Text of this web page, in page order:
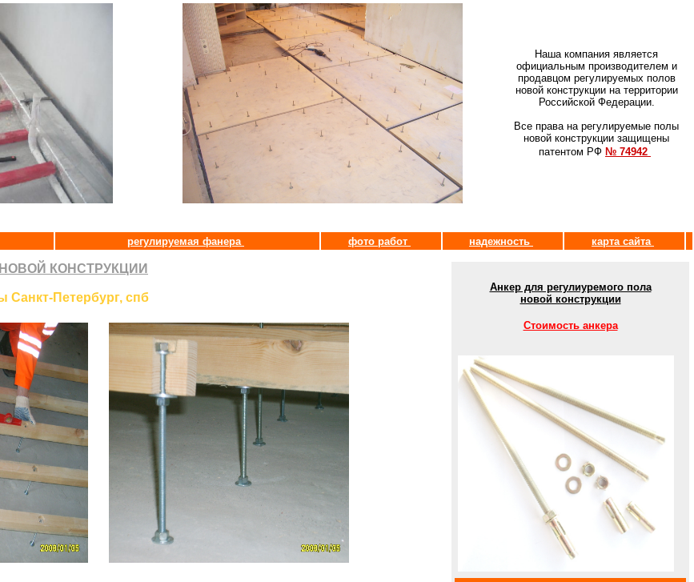
Наша компания является
официальным производителем и
продавцом регулируемых полов
новой конструкции на территории
Российской Федерации.
Все права на регулируемые полы
новой конструкции защищены
патентом РФ № 74942
регулируемая фанера фото работ надежность карта сайта
КОНСТРУКЦИИ
Петербург, спб
Анкер для регулиуремого пола
новой конструкции
Стоимость анкера